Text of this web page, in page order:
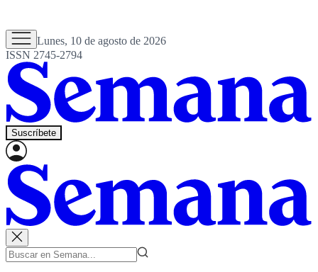
Lunes, 10 de agosto de 2026
ISSN 2745-2794
Suscríbete